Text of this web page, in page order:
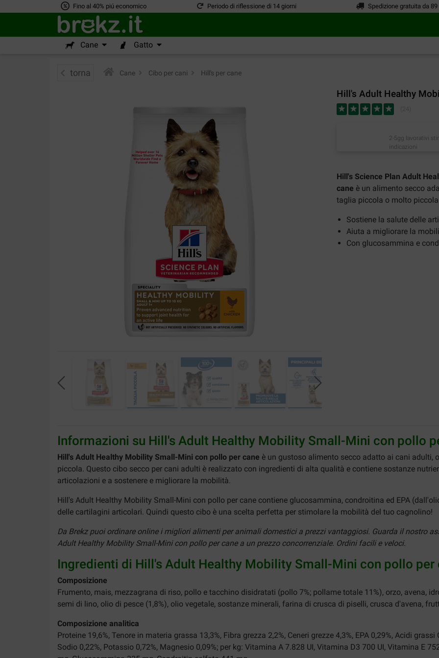
Fino al 40% piú economico Periodo di riflessione di 14 giorni Spedizione gratuita da 89
Cane Gatto
torna Cane Cibo per cani Hill's per cane
Hill's Adult Healthy
2-5gg lavorativi
indicazioni
Hill's Science Plan Adult
cane è un alimento secco
taglia piccola o molto piccola
Sostiene la salute delle
Aiuta a migliorare la
Con glucosammina e
Informazioni su Hill's Adult Healthy Mobility Small-Mini con pollo
Hill's Adult Healthy Mobility Small-Mini con pollo per cane è un gustoso alimento secco adatto ai cani adulti,
piccola. Questo cibo secco per cani adulti è realizzato con ingredienti di alta qualità e contiene sostanze
articolazioni e a sostenere e migliorare la mobilità.
Hill's Adult Healthy Mobility Small-Mini con pollo per cane contiene glucosammina, condroitina ed EPA
delle cartilagini articolari. Quindi questo cibo è una scelta perfetta per stimolare la mobilità del tuo cagnolino!
Da Brekz puoi ordinare online i migliori alimenti per animali domestici a prezzi vantaggiosi. Guarda il nostro
Adult Healthy Mobility Small-Mini con pollo per cane a un prezzo concorrenziale. Ordini facili e veloci.
Ingredienti di Hill's Adult Healthy Mobility Small-Mini con pollo per
Composizione
Frumento, mais, mezzagrana di riso, pollo e tacchino disidratati (pollo 7%; pollame totale 11%), orzo, avena,
semi di lino, olio di pesce (1,8%), olio vegetale, sostanze minerali, farina di crusca di piselli, crusca d'avena,
Composizione analitica
Proteine 19,6%, Tenore in materia grassa 13,3%, Fibra grezza 2,2%, Ceneri grezze 4,3%, EPA 0,29%, Acidi
Sodio 0,22%, Potassio 0,72%, Magnesio 0,09%; per kg: Vitamina A 7.828 UI, Vitamina D3 700 UI, Vitamina E